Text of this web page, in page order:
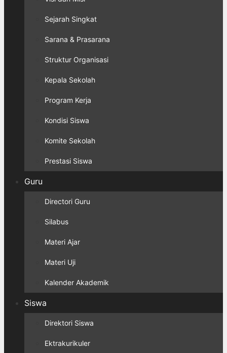
Sejarah Singkat
Sarana & Prasarana
Struktur Organisasi
Kepala Sekolah
Program Kerja
Kondisi Siswa
Komite Sekolah
Prestasi Siswa
Guru
Directori Guru
Silabus
Materi Ajar
Materi Uji
Kalender Akademik
Siswa
Direktori Siswa
Ektrakurikuler